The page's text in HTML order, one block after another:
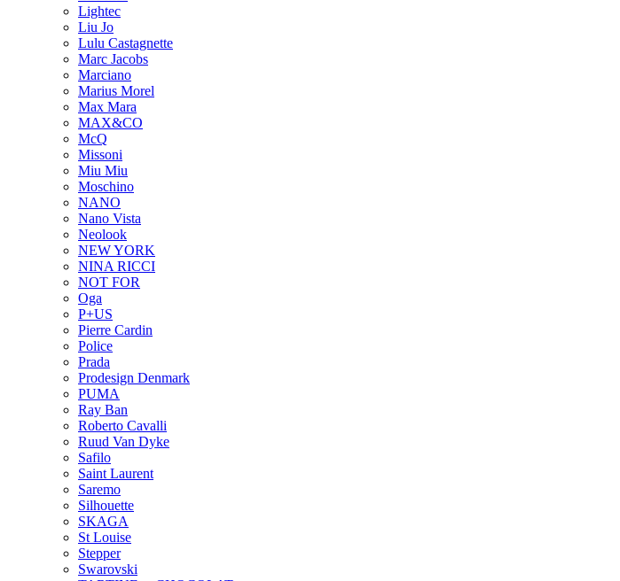
Lightec
Liu Jo
Lulu Castagnette
Marc Jacobs
Marciano
Marius Morel
Max Mara
MAX&CO
McQ
Missoni
Miu Miu
Moschino
NANO
Nano Vista
Neolook
NEW YORK
NINA RICCI
NOT FOR
Oga
P+US
Pierre Cardin
Police
Prada
Prodesign Denmark
PUMA
Ray Ban
Roberto Cavalli
Ruud Van Dyke
Safilo
Saint Laurent
Saremo
Silhouette
SKAGA
St Louise
Stepper
Swarovski